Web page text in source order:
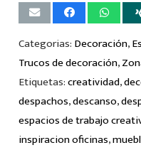
Categorias: Decoración,
Trucos de decoración,
Etiquetas:creatividad,
despachos,descanso,
espacios de trabajo
inspiracion oficinas,